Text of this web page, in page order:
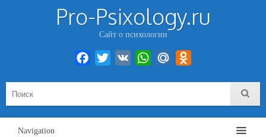
Pro-Psixology.ru
Сайт о психологии
Facebook
Twitter VK WhatsAppMail.Ru
Navigation